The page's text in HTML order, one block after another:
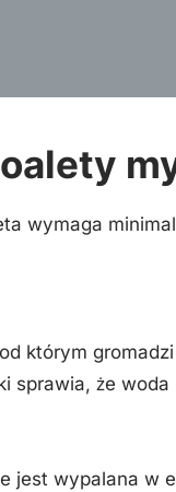
wymaga
którym
sprawia, że
jest wypalana w